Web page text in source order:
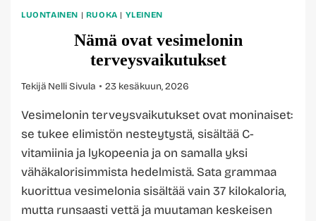
LUONTAINEN | RUOKA | YLEINEN
Nämä ovat vesimelonin
terveysvaikutukset
Tekijä Nelli Sivula 23 kesäkuun, 2026
Vesimelonin terveysvaikutukset ovat moninaiset:
se tukee elimistön nesteytystä, sisältää C-
vitamiinia ja lykopeenia ja on samalla yksi
vähäkalorisimmista hedelmistä. Sata grammaa
kuorittua vesimelonia sisältää vain 37 kilokaloria,
mutta runsaasti vettä ja muutaman keskeisen